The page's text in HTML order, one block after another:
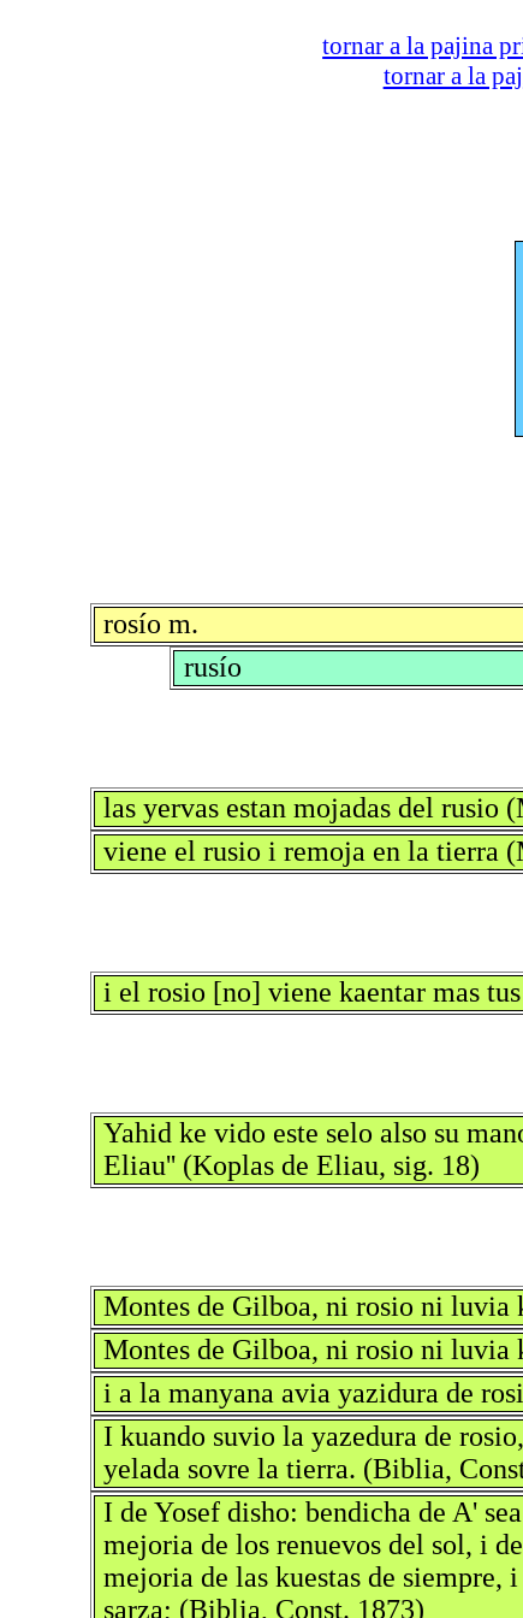
tornar a la pajina
tornar a la
rosío m.
rusío
las yervas estan mojadas del rusio
viene el rusio i remoja en la tierra
i el rosio [no] viene kaentar mas
Yahid ke vido este selo also su
Eliau'' (Koplas de Eliau, sig. 18)
Montes de Gilboa, ni rosio ni luvia
Montes de Gilboa, ni rosio ni luvia
i a la manyana avia yazidura de
I kuando suvio la yazedura de
yelada sovre la tierra. (Biblia,
I de Yosef disho: bendicha de A'
mejoria de los renuevos del sol, i
mejoria de las kuestas de
sarza; (Biblia, Const. 1873)